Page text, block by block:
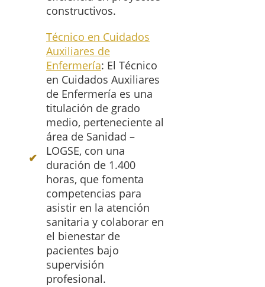
constructivos.
Técnico en Cuidados
Auxiliares de
Enfermería: El Técnico
en Cuidados Auxiliares
de Enfermería es una
titulación de grado
medio, perteneciente al
área de Sanidad –
LOGSE, con una
duración de 1.400
horas, que fomenta
competencias para
asistir en la atención
sanitaria y colaborar en
el bienestar de
pacientes bajo
supervisión
profesional.